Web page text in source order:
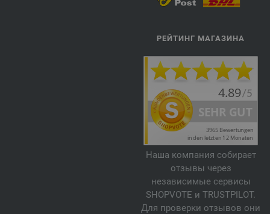
РЕЙТИНГ МАГАЗИНА
Наша компания собирает
отзывы через
независимые сервисы
SHOPVOTE и TRUSTPILOT.
Для проверки отзывов они